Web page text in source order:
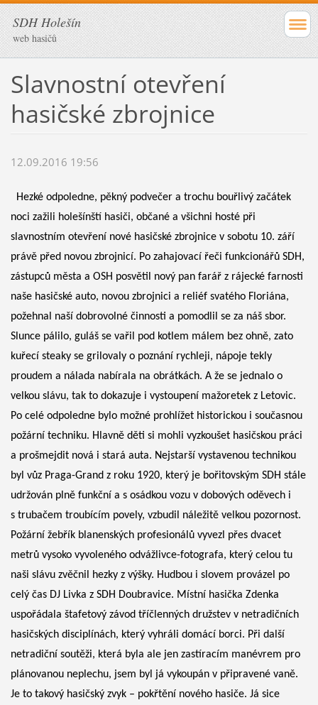
SDH Holešín
web hasičů
Slavnostní otevření
hasičské zbrojnice
12.09.2016 19:56
Hezké odpoledne, pěkný podvečer a trochu bouřlivý začátek
noci zažili holešínští hasiči, občané a všichni hosté při
slavnostním otevření nové hasičské zbrojnice v sobotu 10. září
právě před novou zbrojnicí. Po zahajovací řeči funkcionářů SDH,
zástupců města a OSH posvětil nový pan farář z rájecké farnosti
naše hasičské auto, novou zbrojnici a reliéf svatého Floriána,
požehnal naší dobrovolné činnosti a pomodlil se za náš sbor.
Slunce pálilo, guláš se vařil pod kotlem málem bez ohně, zato
kuřecí steaky se grilovaly o poznání rychleji, nápoje tekly
proudem a nálada nabírala na obrátkách. A že se jednalo o
velkou slávu, tak to dokazuje i vystoupení mažoretek z Letovic.
Po celé odpoledne bylo možné prohlížet historickou i současnou
požární techniku. Hlavně děti si mohli vyzkoušet hasičskou práci
a prošmejdit nová i stará auta. Nejstarší vystavenou technikou
byl vůz Praga-Grand z roku 1920, který je bořitovským SDH stále
udržován plně funkční a s osádkou vozu v dobových oděvech i
s trubačem troubícím povely, vzbudil náležitě velkou pozornost.
Požární žebřík blanenských profesionálů vyvezl přes dvacet
metrů vysoko vyvoleného odvážlivce-fotografa, který celou tu
naši slávu zvěčnil hezky z výšky. Hudbou i slovem provázel po
celý čas DJ Livka z SDH Doubravice. Místní hasička Zdenka
uspořádala štafetový závod tříčlenných družstev v netradičních
hasičských disciplínách, který vyhráli domácí borci. Při další
netradiční soutěži, která byla ale jen zastíracím manévrem pro
plánovanou neplechu, jsem byl já vykoupán v připravené vaně.
Je to takový hasičský zvyk – pokřtění nového hasiče. Já sice